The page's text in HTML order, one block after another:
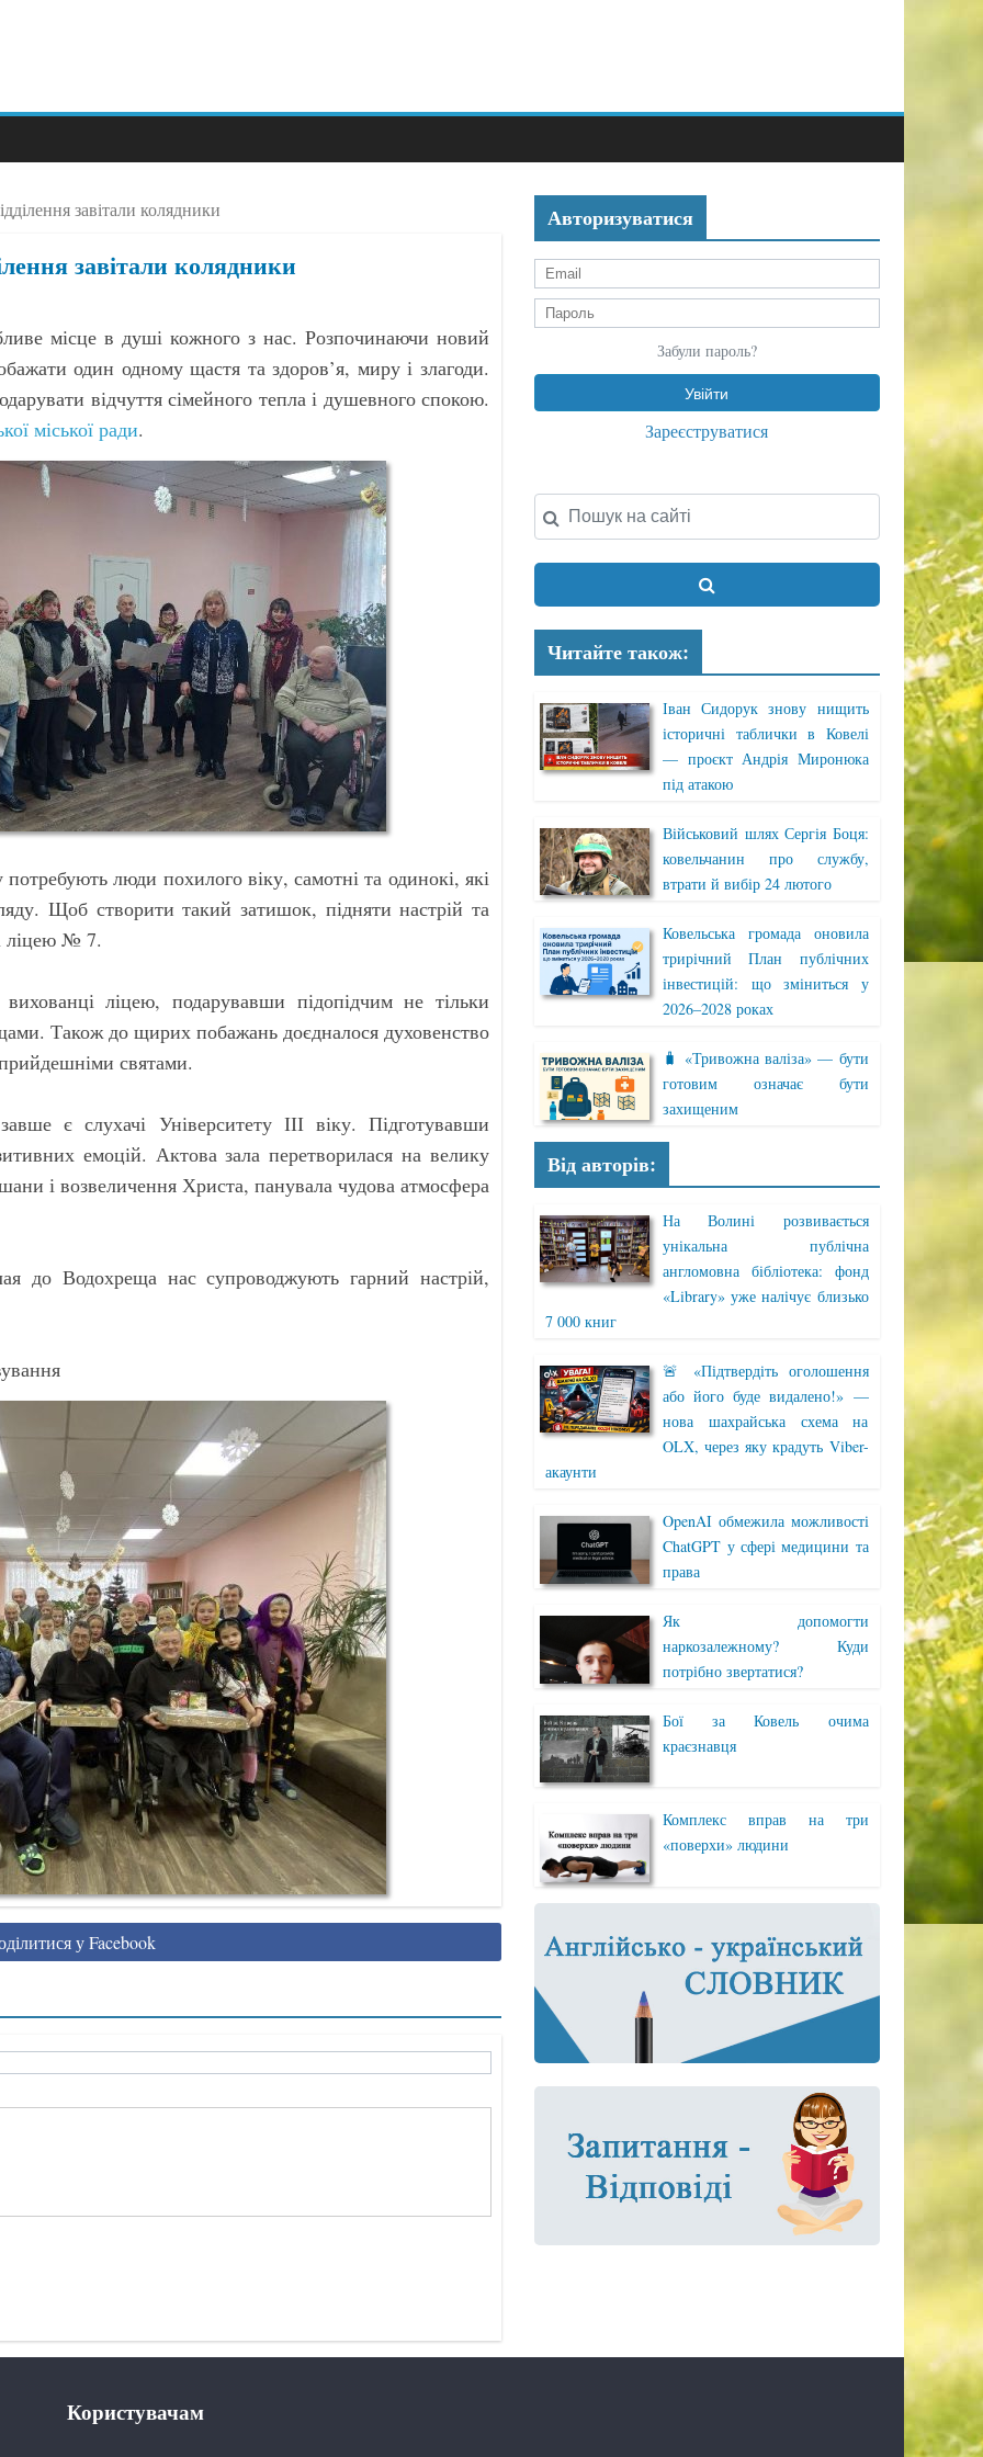
завітали колядники
завітали колядники
місце в душі кожного з нас. Розпочинаючи новий
один одному щастя та здоров’я, миру і злагоди.
відчуття сімейного тепла і душевного спокою.
міської ради.
люди похилого віку, самотні та одинокі, які
Щоб створити такий затишок, підняти настрій та
ліцею № 7.
ліцею, подарувавши підопідчим не тільки
Також до щирих побажань доєдналося духовенство
святами.
є слухачі Університету ІІІ віку. Підготувавши
емоцій. Актова зала перетворилася на велику
і возвеличення Христа, панувала чудова атмосфера
до Водохреща нас супроводжують гарний настрій,
у Facebook
Авторизуватися
Забули пароль?
Зареєструватися
Читайте також:
Іван Сидорук знову нищить
історичні таблички в Ковелі
— проєкт Андрія Миронюка
під атакою
Військовий шлях Сергія Боця:
ковельчанин про службу,
втрати й вибір 24 лютого
Ковельська громада оновила
трирічний План публічних
інвестицій: що зміниться у
2026–2028 роках
🧳 «Тривожна валіза» — бути
готовим означає бути
захищеним
Від авторів:
На Волині розвивається
унікальна публічна
англомовна бібліотека: фонд
«Library» уже налічує близько
7 000 книг
🚨 «Підтвердіть оголошення
або його буде видалено!» —
нова шахрайська схема на
OLX, через яку крадуть Viber-
акаунти
OpenAI обмежила можливості
ChatGPT у сфері медицини та
права
Як допомогти
наркозалежному? Куди
потрібно звертатися?
Бої за Ковель очима
краєзнавця
Комплекс вправ на три
«поверхи» людини
Користувачам